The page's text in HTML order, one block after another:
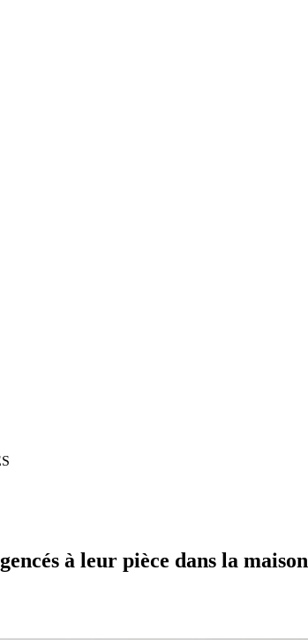
à leur pièce dans la maison